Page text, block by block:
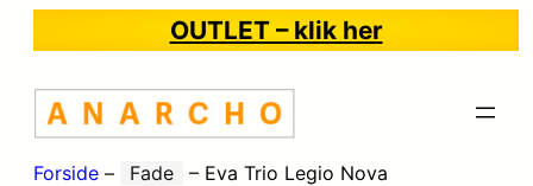
OUTLET – klik her
Forside – Fade – Eva Trio Legio Nova